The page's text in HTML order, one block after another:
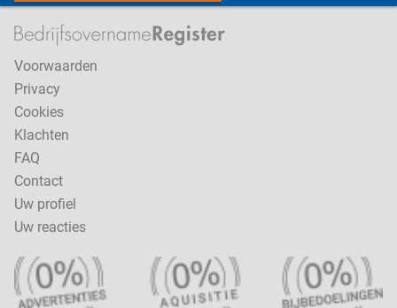
Voorwaarden
Privacy
Cookies
Klachten
FAQ
Contact
Uw profiel
Uw reacties